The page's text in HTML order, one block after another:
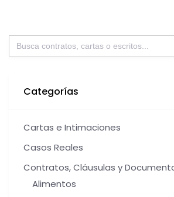
Buscar:
Categorías
Cartas e Intimaciones
Casos Reales
Contratos, Cláusulas y
Alimentos